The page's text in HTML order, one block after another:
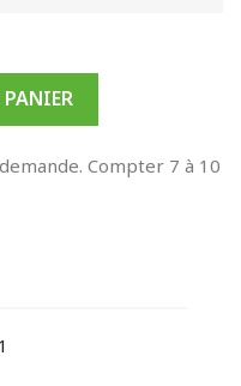
Compter 7 à 10